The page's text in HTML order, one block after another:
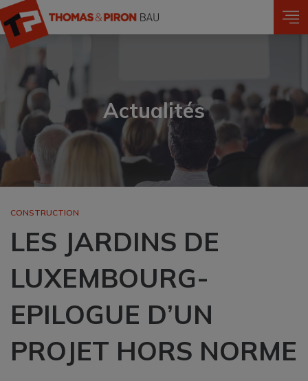
Aller
au
contenu
principal
Actualités
CONSTRUCTION
LES JARDINS DE
LUXEMBOURG-
EPILOGUE D’UN
PROJET HORS NORME